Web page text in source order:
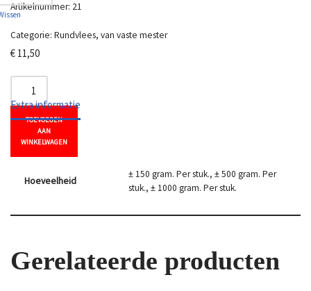
€ 11,50
TOEVOEGEN
AAN
WINKELWAGEN
Artikelnummer: 21
Categorie: Rundvlees, van vaste mester
Extra informatie
Hoeveelheid
± 150 gram. Per stuk., ± 500 gram. Per
stuk., ± 1000 gram. Per stuk.
Gerelateerde producten